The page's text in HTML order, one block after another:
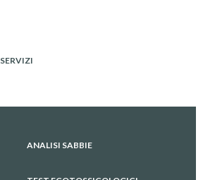
SERVIZI
ANALISI SABBIE